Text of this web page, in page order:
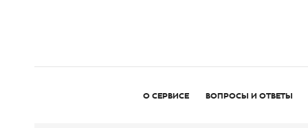
О СЕРВИСЕ ВОПРОСЫ И ОТВЕТЫ